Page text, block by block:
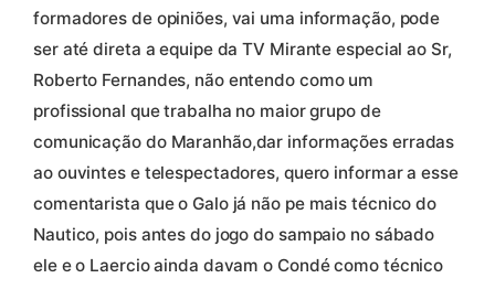
formadores de opiniões, vai uma informação, pode
ser até direta a equipe da TV Mirante especial ao Sr,
Roberto Fernandes, não entendo como um
profissional que trabalha no maior grupo de
comunicação do Maranhão,dar informações erradas
ao ouvintes e telespectadores, quero informar a esse
comentarista que o Galo já não pe mais técnico do
Nautico, pois antes do jogo do sampaio no sábado
ele e o Laercio ainda davam o Condé como técnico